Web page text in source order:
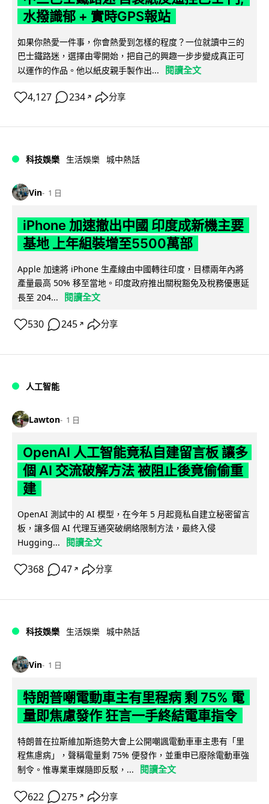
水撥識郁 + 實時GPS報站
如果你熱愛一件事，你會熱愛到怎樣的程度？一位就讀中三的
巴士鐵路迷，選擇由零開始，把自己的興趣一步步變成真正可
以運作的作品。他以紙皮親手製作出...
閱讀全文
4,127 234 ↗ 分享
科技娛樂 生活娛樂 城中熱話
Vin 1 日
iPhone 加速撤出中國 印度成新機主要
基地 上年組裝增至5500萬部
Apple 加速將 iPhone 生產線由中國轉往印度，目標兩年內將
產量最高 50% 移至當地。印度政府推出關稅豁免及稅務優惠延
長至 204...
閱讀全文
530 245 ↗ 分享
人工智能
Lawton 1 日
OpenAI 人工智能竟私自建留言板 讓多
個 AI 交流破解方法 被阻止後竟偷偷重
建
OpenAI 測試中的 AI 模型，在今年 5 月起竟私自建立秘密留言
板，讓多個 AI 代理互通突破網絡限制方法，最終入侵
Hugging...
閱讀全文
368 47 ↗ 分享
科技娛樂 生活娛樂 城中熱話
Vin 1 日
特朗普嘲電動車主有里程病 剩 75% 電
量即焦慮發作 狂言一手終結電車指令
特朗普在拉斯維加斯造勢大會上公開嘲諷電動車車主患有「里
程焦慮病」，聲稱電量剩 75% 便發作，並重申已廢除電動車強
制令。惟專業車媒隨即反駁，...
閱讀全文
622 275 ↗ 分享